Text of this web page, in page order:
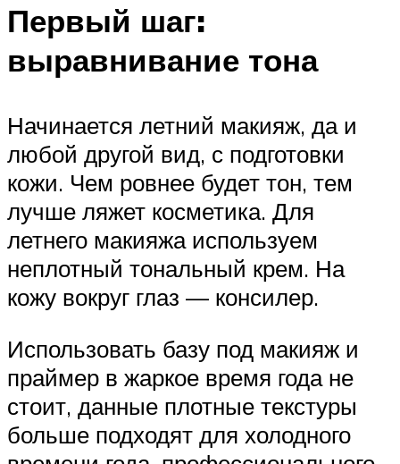
Первый шаг:
выравнивание тона
Начинается летний макияж, да и
любой другой вид, с подготовки
кожи. Чем ровнее будет тон, тем
лучше ляжет косметика. Для
летнего макияжа используем
неплотный тональный крем. На
кожу вокруг глаз — консилер.
Использовать базу под макияж и
праймер в жаркое время года не
стоит, данные плотные текстуры
больше подходят для холодного